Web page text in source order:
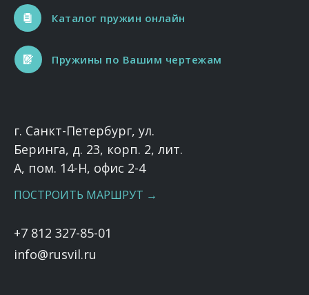
Каталог пружин онлайн
Пружины по Вашим чертежам
г. Санкт-Петербург, ул.
Беринга, д. 23, корп. 2, лит.
А, пом. 14-Н, офис 2-4
ПОСТРОИТЬ МАРШРУТ →
+7 812 327-85-01
info@rusvil.ru